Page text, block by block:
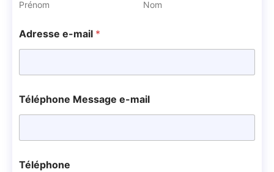
Prénom Nom
Adresse e-mail *
Téléphone Message e-mail
Téléphone